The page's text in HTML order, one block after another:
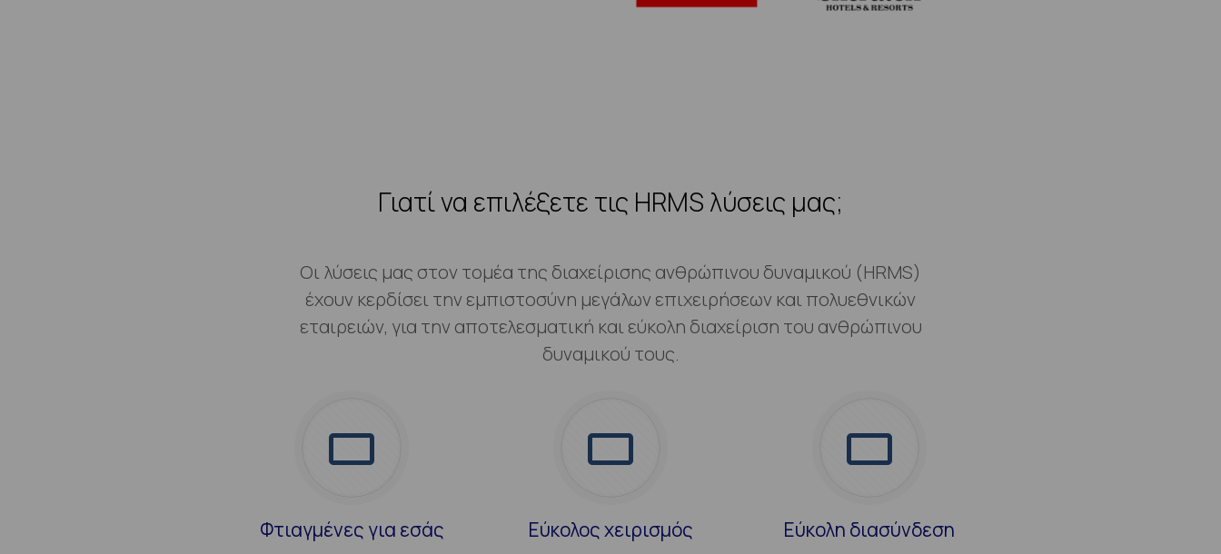
Γιατί να επιλέξετε τις HRMS λύσεις μας;
Οι λύσεις μας στον τομέα της διαχείρισης ανθρώπινου δυναμικού (HRMS)
έχουν κερδίσει την εμπιστοσύνη μεγάλων επιχειρήσεων και πολυεθνικών
εταιρειών, για την αποτελεσματική και εύκολη διαχείριση του ανθρώπινου
δυναμικού τους.
Φτιαγμένες για εσάς Εύκολος χειρισμός Εύκολη διασύνδεση